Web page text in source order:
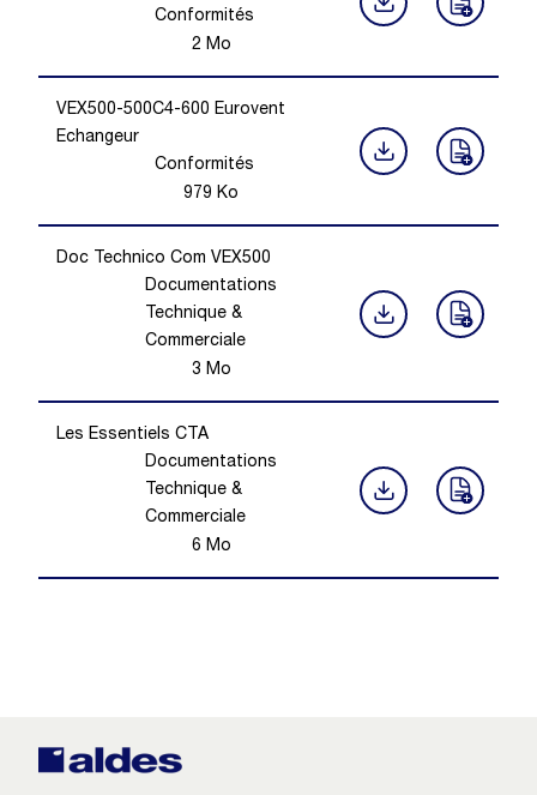
Conformités
2 Mo
VEX500-500C4-600 Eurovent
Echangeur
Conformités
979 Ko
Doc Technico Com VEX500
Documentations
Technique &
Commerciale
3 Mo
Les Essentiels CTA
Documentations
Technique &
Commerciale
6 Mo